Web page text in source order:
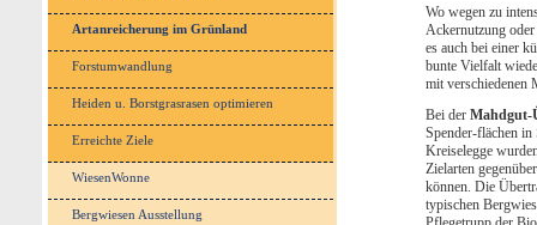
Artanreicherung im Grünland
Forstumwandlung
Heiden u. Borstgrasrasen optimieren
Erreichte Ziele
WiesenWonne
Bergwiesen Ausstellung
Wo wegen zu
Ackernutzung
es auch bei einer
bunte Vielfalt
mit verschiedenen
Bei der Mahdgut-
Spender-flächen
Kreiselegge
Zielarten
können. Die
typischen